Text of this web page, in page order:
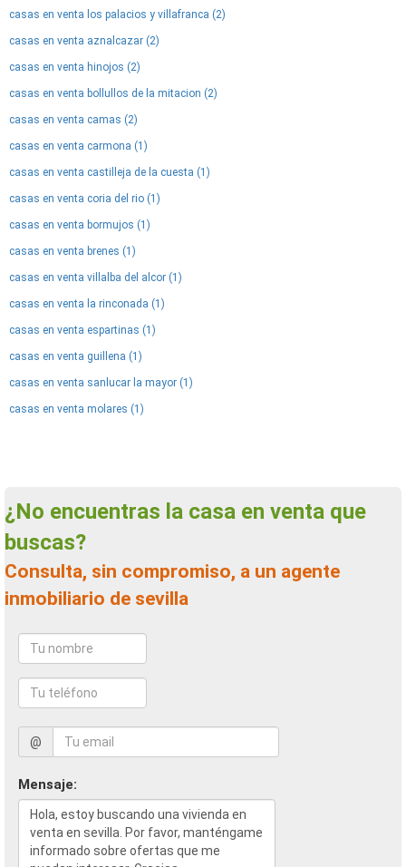
casas en venta los palacios y villafranca (2)
casas en venta aznalcazar (2)
casas en venta hinojos (2)
casas en venta bollullos de la mitacion (2)
casas en venta camas (2)
casas en venta carmona (1)
casas en venta castilleja de la cuesta (1)
casas en venta coria del rio (1)
casas en venta bormujos (1)
casas en venta brenes (1)
casas en venta villalba del alcor (1)
casas en venta la rinconada (1)
casas en venta espartinas (1)
casas en venta guillena (1)
casas en venta sanlucar la mayor (1)
casas en venta molares (1)
¿No encuentras la casa en venta que
buscas?
Consulta, sin compromiso, a un agente
inmobiliario de sevilla
@
Mensaje: